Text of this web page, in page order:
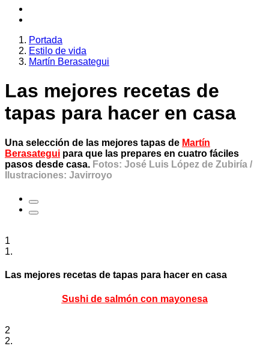
Portada
Estilo de vida
Martín Berasategui
Las mejores recetas de
tapas para hacer en casa
Una selección de las mejores tapas de Martín
Berasategui para que las prepares en cuatro fáciles
pasos desde casa. Fotos: José Luis López de Zubiría /
Ilustraciones: Javirroyo
1
1.
Las mejores recetas de tapas para hacer en casa
Sushi de salmón con mayonesa
2
2.